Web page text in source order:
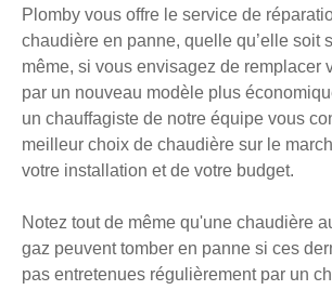
Plomby vous offre le service de
chaudière en panne, quelle qu’elle soit
même, si vous envisagez de remplacer
par un nouveau modèle plus
un chauffagiste de notre équipe vous
meilleur choix de chaudière sur le
votre installation et de votre budget.
Notez tout de même qu'une chaudière
gaz peuvent tomber en panne si ces
pas entretenues régulièrement par un